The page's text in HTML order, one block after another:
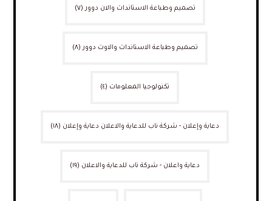
تصميم وطباعة الاستاندات والان دوور (٧)
تصميم وطباعة الاستاندات والاوت دوور (٨)
تكنولوجيا المعلومات (٤)
دعاية وإعلان - شركة ناب للدعاية والاعلان دعاية وإعلان (١٨)
دعاية واعلان - شركة ناب للدعاية والاعلان (١٩)